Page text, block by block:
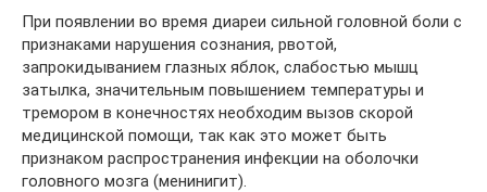
При появлении во время диареи сильной головной боли с
признаками нарушения сознания, рвотой,
запрокидыванием глазных яблок, слабостью мышц
затылка, значительным повышением температуры и
тремором в конечностях необходим вызов скорой
медицинской помощи, так как это может быть
признаком распространения инфекции на оболочки
головного мозга (менинигит).